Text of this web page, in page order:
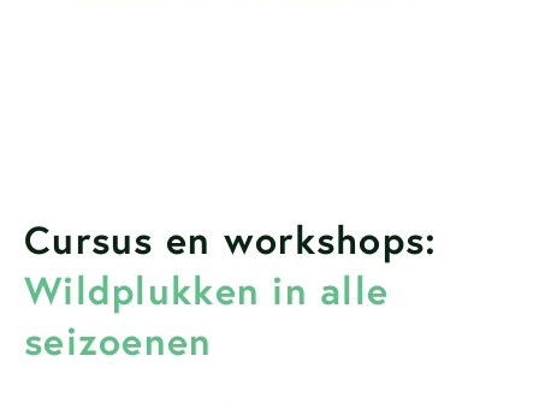
Cursus en workshops:
Wildplukken in alle
seizoenen